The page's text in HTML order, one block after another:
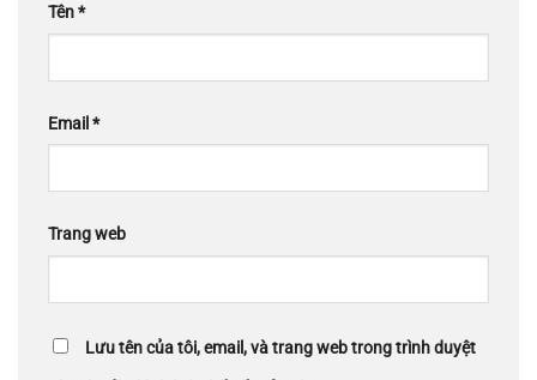
Tên*
Email *
Trang web
Lưu tên của tôi, email, và trang web trong trình duyệt